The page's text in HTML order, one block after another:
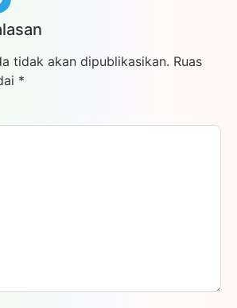
tidak akan dipublikasikan. Ruas
*